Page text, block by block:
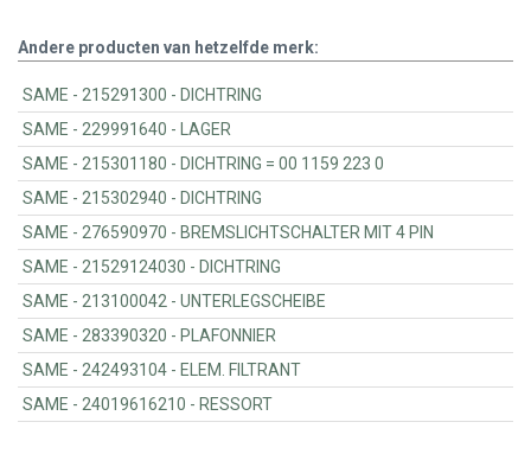
Andere producten van hetzelfde merk:
SAME - 215291300 - DICHTRING
SAME - 229991640 - LAGER
SAME - 215301180 - DICHTRING = 00 1159 223 0
SAME - 215302940 - DICHTRING
SAME - 276590970 - BREMSLICHTSCHALTER MIT 4 PIN
SAME - 21529124030 - DICHTRING
SAME - 213100042 - UNTERLEGSCHEIBE
SAME - 283390320 - PLAFONNIER
SAME - 242493104 - ELEM. FILTRANT
SAME - 24019616210 - RESSORT